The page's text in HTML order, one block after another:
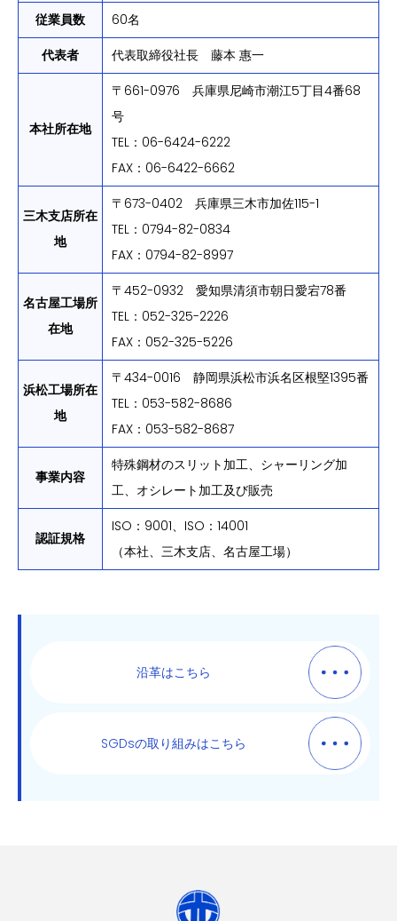
従業員数
60名
代表者
代表取締役社長 藤本 惠一
本社所在地
〒661-0976 兵庫県尼崎市潮江5丁目4番68
号
TEL：06-6424-6222
FAX：06-6422-6662
三木支店所在
地
〒673-0402 兵庫県三木市加佐115-1
TEL：0794-82-0834
FAX：0794-82-8997
名古屋工場所
在地
〒452-0932 愛知県清須市朝日愛宕78番
TEL：052-325-2226
FAX：052-325-5226
浜松工場所在
地
〒434-0016 静岡県浜松市浜名区根堅1395番
TEL：053-582-8686
FAX：053-582-8687
事業内容
特殊鋼材のスリット加工、シャーリング加
工、オシレート加工及び販売
認証規格
ISO：9001、ISO：14001
（本社、三木支店、名古屋工場）
沿革はこちら
SGDsの取り組みはこちら